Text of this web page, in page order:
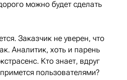
можно будет сделать
Заказчик не уверен, что
Аналитик, хоть и парень
Кто знает, вдруг
пользователями?